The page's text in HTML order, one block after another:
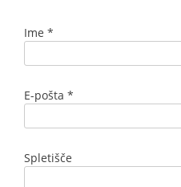
Ime *
E-pošta *
Spletišče